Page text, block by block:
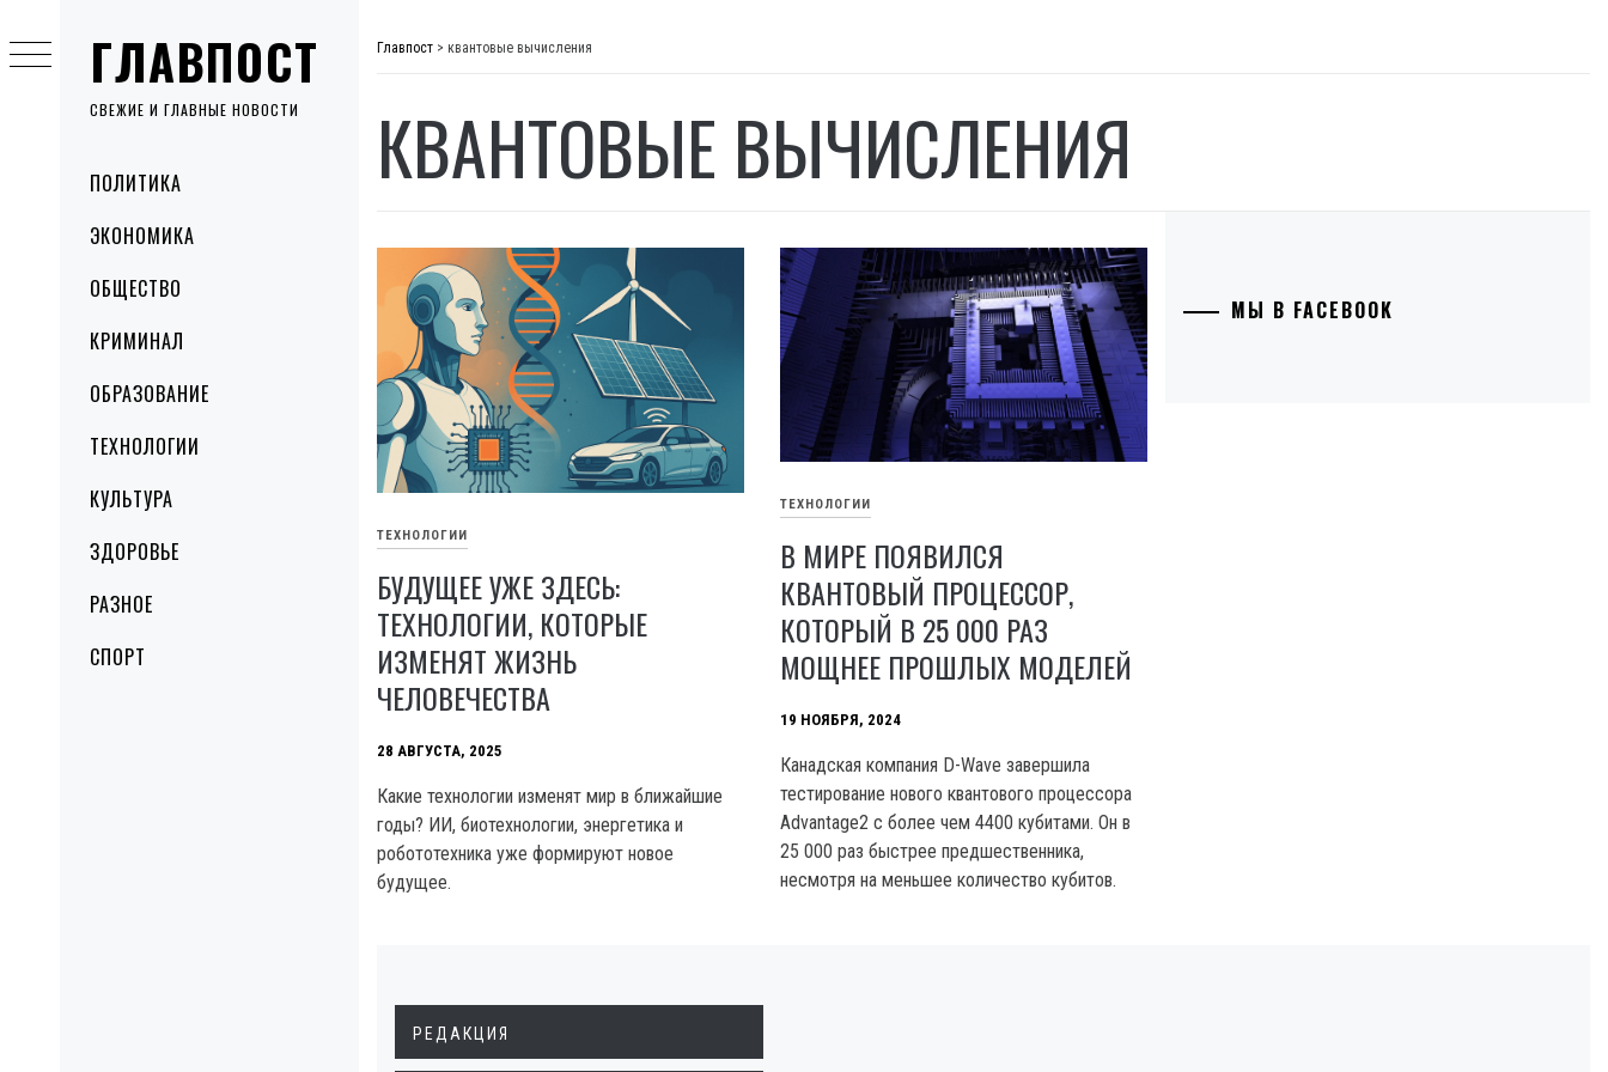
ГЛАВПОСТ
СВЕЖИЕ И ГЛАВНЫЕ НОВОСТИ
MenuПОЛИТИКА
ЭКОНОМИКА
ОБЩЕСТВО
КРИМИНАЛ
ОБРАЗОВАНИЕ
ТЕХНОЛОГИИ
КУЛЬТУРА
ЗДОРОВЬЕ
РАЗНОЕ
СПОРТ
to
content
Главпост > квантовые вычисления
КВАНТОВЫЕ ВЫЧИСЛЕНИЯ
ТЕХНОЛОГИИ
БУДУЩЕЕ УЖЕ ЗДЕСЬ:
ТЕХНОЛОГИИ, КОТОРЫЕ
ИЗМЕНЯТ ЖИЗНЬ
ЧЕЛОВЕЧЕСТВА
28 АВГУСТА, 2025
Какие технологии изменят мир в ближайшие
годы? ИИ, биотехнологии, энергетика и
робототехника уже формируют новое
будущее.
ТЕХНОЛОГИИ
В МИРЕ ПОЯВИЛСЯ
КВАНТОВЫЙ ПРОЦЕССОР,
КОТОРЫЙ В 25 000 РАЗ
МОЩНЕЕ ПРОШЛЫХ МОДЕЛЕЙ
19 НОЯБРЯ, 2024
Канадская компания D-Wave завершила
тестирование нового квантового процессора
Advantage2 с более чем 4400 кубитами. Он в
25 000 раз быстрее предшественника,
несмотря на меньшее количество кубитов.
МЫ В FACEBOOK
РЕДАКЦИЯ